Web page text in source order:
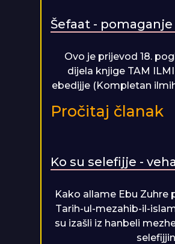
Šefaat -
Ovo je prijevod 18.
dijela knjige TAM
ebedijje (Kompletan
Pročitaj članak
Ko su selefijje -
Kako allame Ebu Zuhre
Tarih-ul-mezahib-il-
su izašli iz hanbeli
selefijjin